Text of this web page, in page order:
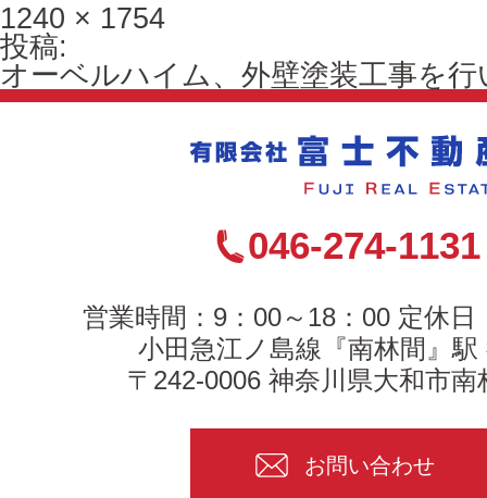
フ
ル
サ
イ
1240 × 1754
投
稿
ナ
投稿:
オーベルハイム、外壁塗装工事を
046-274-1131
営業時間：9：00～18：00 定休日
小田急江ノ島線『南林間』駅
〒242-0006 神奈川県大和市南
お問い合わせ